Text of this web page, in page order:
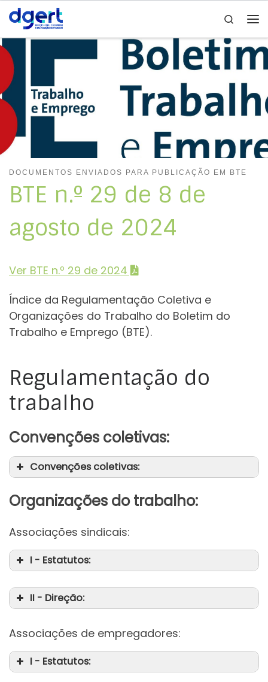
Skip to content
Search
DOCUMENTOS ENVIADOS PARA PUBLICAÇÃO EM BTE
BTE n.º 29 de 8 de
agosto de 2024
Ver BTE n.º 29 de 2024
Índice da Regulamentação Coletiva e
Organizações do Trabalho do Boletim do
Trabalho e Emprego (BTE).
Regulamentação do
trabalho
Convenções coletivas:
Convenções coletivas:
Organizações do trabalho:
Associações sindicais:
I - Estatutos:
II - Direção:
Associações de empregadores:
I - Estatutos: